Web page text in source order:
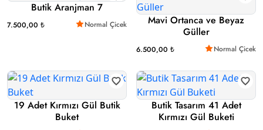
Butik Aranjman 7
7.500,00 ₺ Normal Çicek
Mavi Ortanca ve Beyaz
Güller
6.500,00 ₺ Normal Çicek
19 Adet Kırmızı Gül Butik
Buket
Butik Tasarım 41 Adet
Kırmızı Gül Buketi